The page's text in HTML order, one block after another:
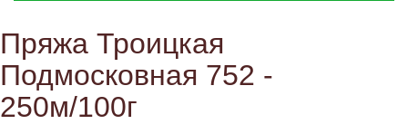
Пряжа Троицкая
Подмосковная 752 -
250м/100г